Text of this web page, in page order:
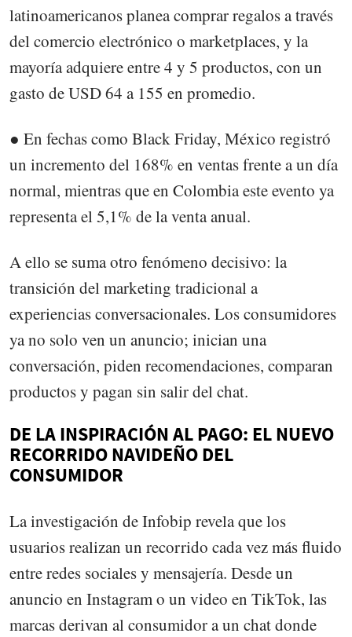
latinoamericanos planea comprar regalos a través
del comercio electrónico o marketplaces, y la
mayoría adquiere entre 4 y 5 productos, con un
gasto de USD 64 a 155 en promedio.
● En fechas como Black Friday, México registró
un incremento del 168% en ventas frente a un día
normal, mientras que en Colombia este evento ya
representa el 5,1% de la venta anual.
A ello se suma otro fenómeno decisivo: la
transición del marketing tradicional a
experiencias conversacionales. Los consumidores
ya no solo ven un anuncio; inician una
conversación, piden recomendaciones, comparan
productos y pagan sin salir del chat.
DE LA INSPIRACIÓN AL PAGO: EL NUEVO
RECORRIDO NAVIDEÑO DEL
CONSUMIDOR
La investigación de Infobip revela que los
usuarios realizan un recorrido cada vez más fluido
entre redes sociales y mensajería. Desde un
anuncio en Instagram o un video en TikTok, las
marcas derivan al consumidor a un chat donde